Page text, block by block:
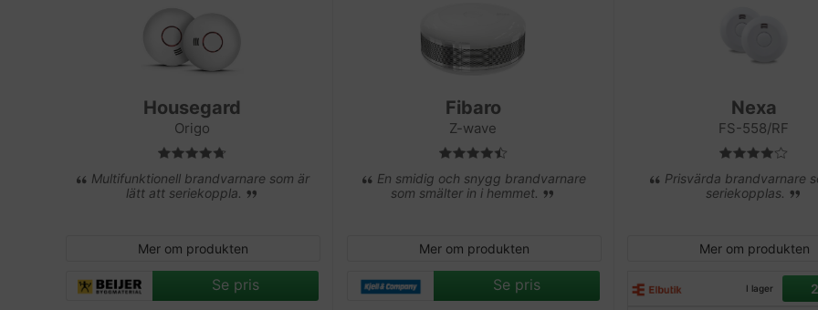
Housegard
Origo
Multifunktionell brandvarnare som är
lätt att seriekoppla.
Mer om produkten
Se pris
Fibaro
Z-wave
En smidig och snygg brandvarnare
som smälter in i hemmet.
Mer om produkten
Se pris
Nexa
FS-558/RF
Prisvärda brandvarnare
seriekopplas.
Mer om produkten
I lager